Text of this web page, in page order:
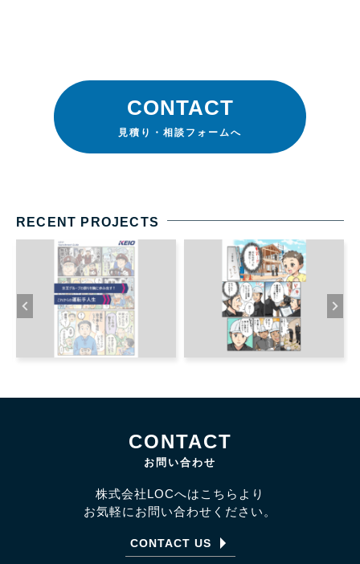
CONTACT
見積り・相談フォームへ
RECENT PROJECTS
CONTACT
お問い合わせ
株式会社LOCへはこちらより
お気軽にお問い合わせください。
CONTACT US